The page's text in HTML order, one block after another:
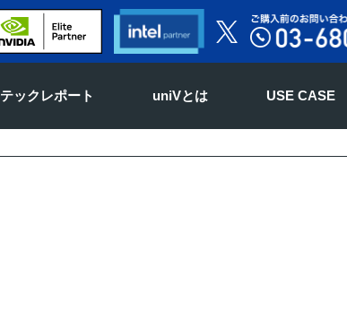
テックレポート uniVとは USE CASE